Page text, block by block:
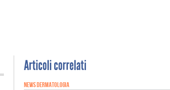
Articoli correlati
NEWS DERMATOLOGIA